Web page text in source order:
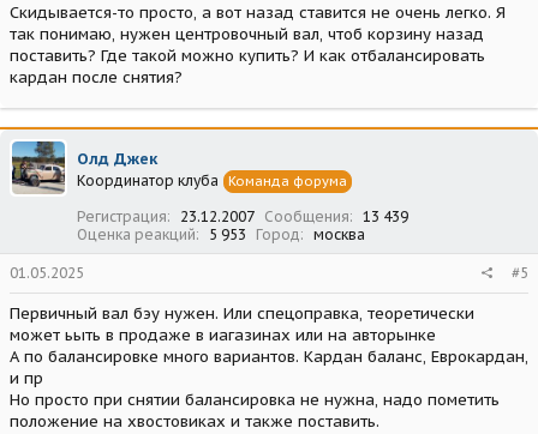
Скидывается-то просто, а вот назад ставится не очень легко. Я
так понимаю, нужен центровочный вал, чтоб корзину назад
поставить? Где такой можно купить? И как отбалансировать
кардан после снятия?
Олд Джек
Координатор клуба Команда форума
Регистрация 23.12.2007 Сообщения
13 439
Оценка реакций
5 953 Город москва
01.05.2025 #5
Первичный вал бэу нужен. Или спецоправка, теоретически
может ьыть в продаже в иагазинах или на авторынке
А по балансировке много вариантов. Кардан баланс, Еврокардан,
и пр
Но просто при снятии балансировка не нужна, надо пометить
положение на хвостовиках и также поставить.